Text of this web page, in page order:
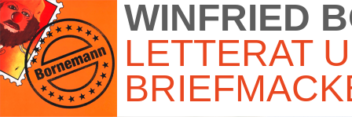
WINFRIED
LETTERAT